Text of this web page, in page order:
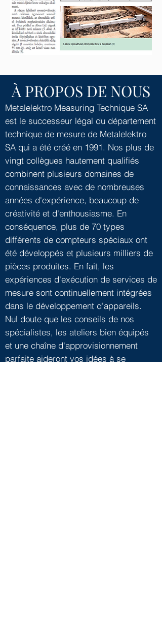
À PROPOS DE NOUS
Metalelektro Measuring Technique SA
est le successeur légal du département
technique de mesure de Metalelektro
SA qui a été créé en 1991. Nos plus de
vingt collègues hautement qualifiés
combinent plusieurs domaines de
connaissances avec de nombreuses
années d'expérience, beaucoup de
créativité et d'enthousiasme. En
conséquence, plus de 70 types
différents de compteurs spéciaux ont
été développés et plusieurs milliers de
pièces produites. En fait, les
expériences d'exécution de services de
mesure sont continuellement intégrées
dans le développement d'appareils.
Nul doute que les conseils de nos
spécialistes, les ateliers bien équipés
et une chaîne d'approvisionnement
parfaite aideront vos idées à se